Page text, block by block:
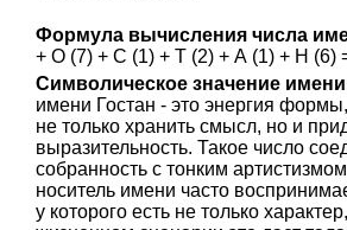
Формула вычисления числа
+ О (7) + С (1) + Т (2) + А (1) + Н (6)
Символическое значение
имени Гостан - это энергия
не только хранить смысл, но и
выразительность. Такое число
собранность с тонким
носитель имени часто
у которого есть не только